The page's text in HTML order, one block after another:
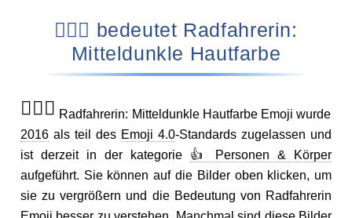
🚴🏾‍♀️ bedeutet Radfahrerin:
Mitteldunkle Hautfarbe
🚴🏾‍♀️ Radfahrerin: Mitteldunkle Hautfarbe Emoji wurde
2016als teil des Emoji 4.0-Standards zugelassen und
ist derzeit in der kategorie 👍 Personen & Körper
aufgeführt. Sie können auf die Bilder oben klicken, um
sie zu vergrößern und die Bedeutung von Radfahrerin